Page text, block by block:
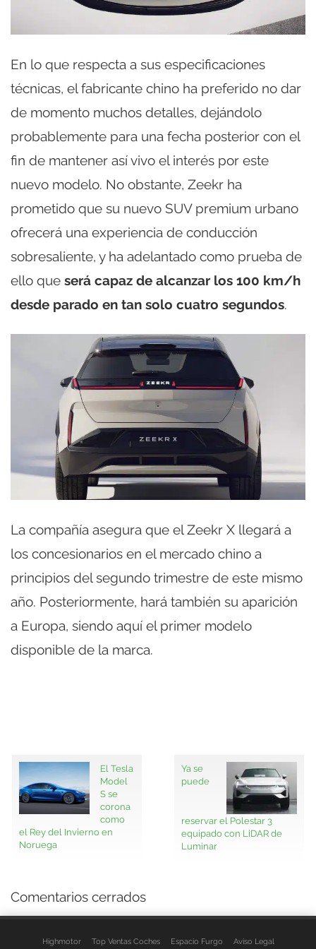
En lo que respecta a sus especificaciones
técnicas, el fabricante chino ha preferido no dar
de momento muchos detalles, dejándolo
probablemente para una fecha posterior con el
fin de mantener así vivo el interés por este
nuevo modelo. No obstante, Zeekr ha
prometido que su nuevo SUV premium urbano
ofrecerá una experiencia de conducción
sobresaliente, y ha adelantado como prueba de
ello que será capaz de alcanzar los 100 km/h
desde parado en tan solo cuatro segundos.
La compañía asegura que el Zeekr X llegará a
los concesionarios en el mercado chino a
principios del segundo trimestre de este mismo
año. Posteriormente, hará también su aparición
a Europa, siendo aquí el primer modelo
disponible de la marca.
El Tesla
Model
S se
corona
como
el Rey del Invierno en
Noruega
Ya se
puede
reservar el Polestar 3
equipado con LiDAR de
Luminar
Comentarios cerrados
Highmotor Top Ventas Coches Espacio Furgo Aviso Legal